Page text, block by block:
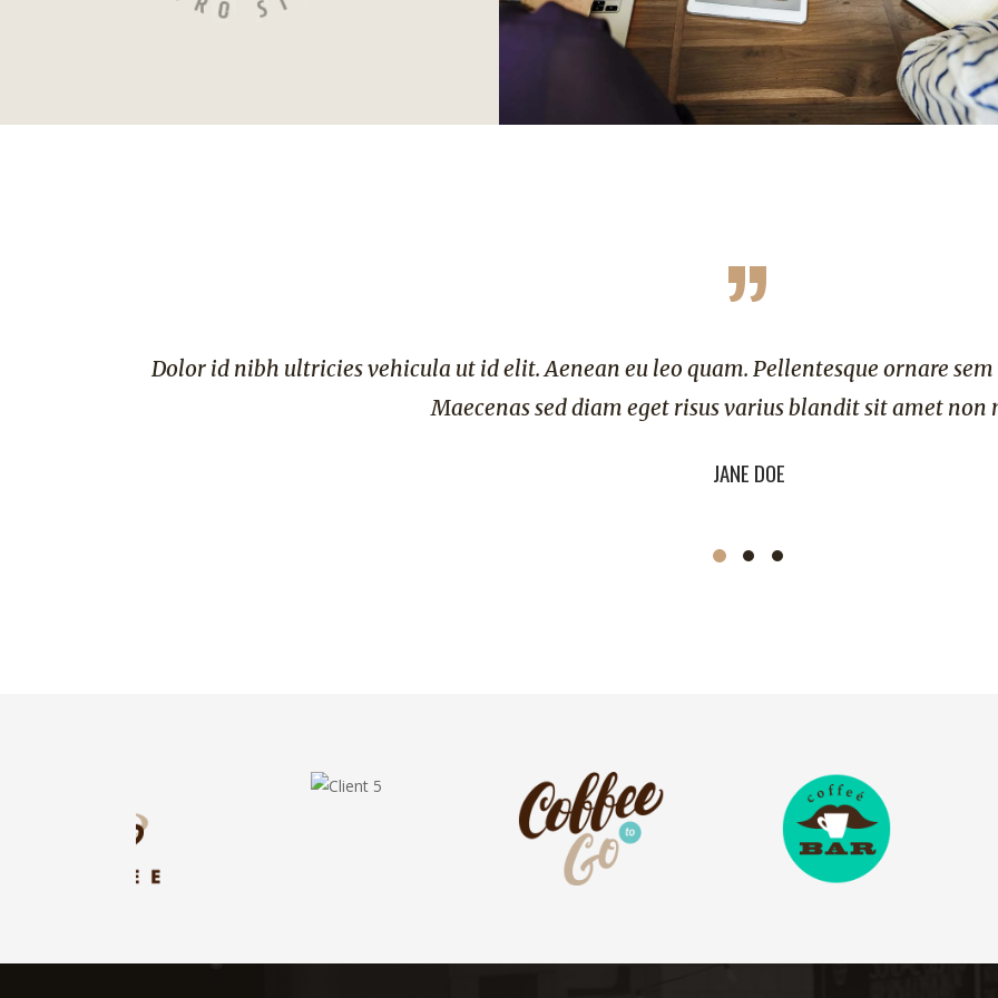
”
ultricies vehicula ut id elit. Aenean eu leo quam. Pellentesque ornare sem lacinia quam venenatis
Maecenas sed diam eget risus varius blandit sit amet non magna.